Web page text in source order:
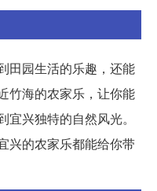
田园生活的乐趣，还能
竹海的农家乐，让你能
兴独特的自然风光。
兴的农家乐都能给你带